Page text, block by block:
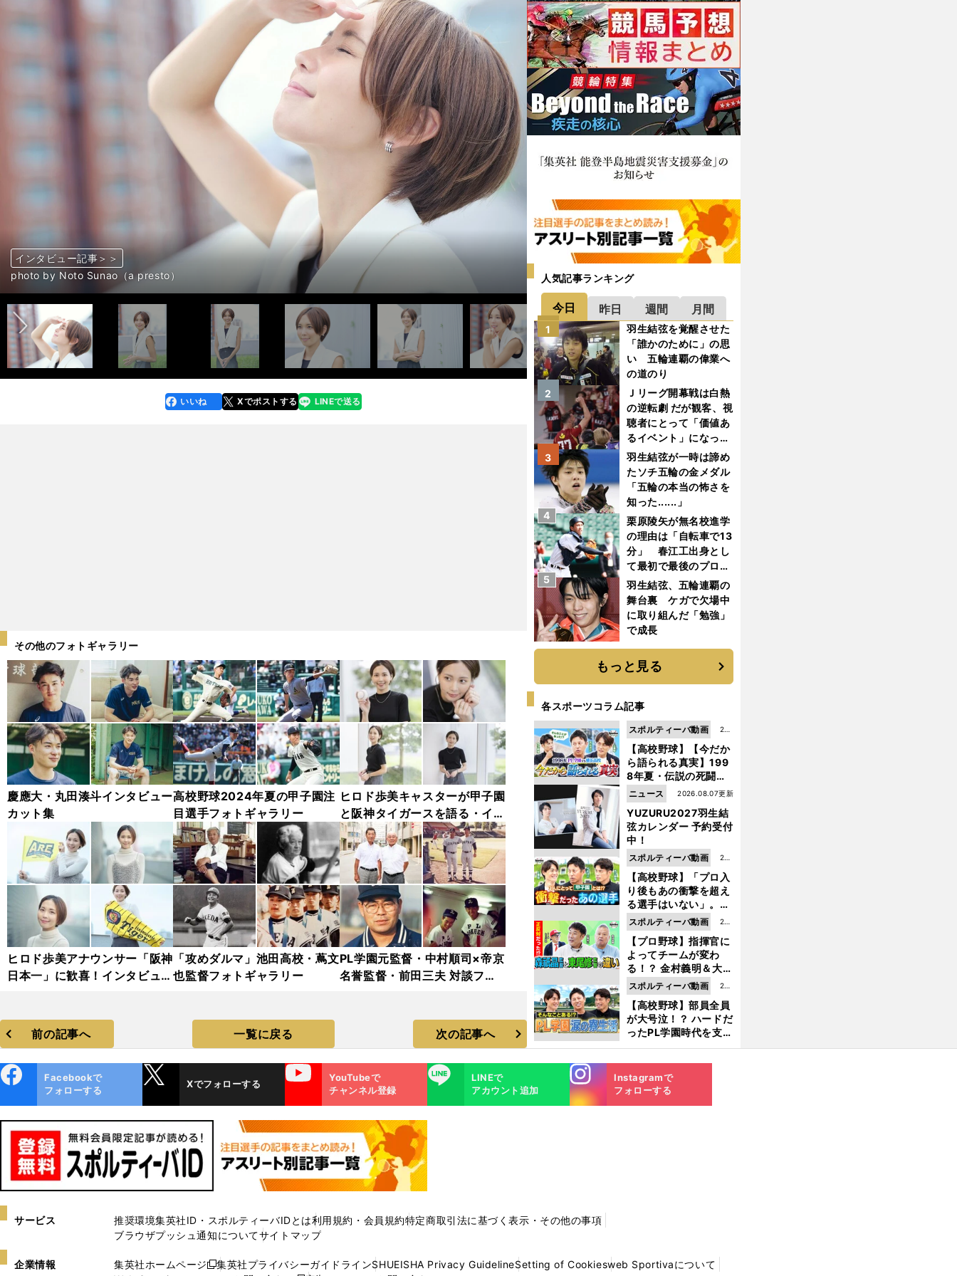
インタビュー記事＞＞
photo by Noto Sunao（a presto）
インタビュー記事＞＞
photo by Noto Sunao（a presto）
インタビュー記事＞＞
photo by Noto Sunao（a presto）
インタビュー記事＞＞
photo by Noto Sunao（a presto）
インタビュー記事＞＞
photo by Noto Sunao（a presto）
インタビュー記事＞＞
photo by Noto Sunao（a presto）
インタビュー記事＞＞
photo by Noto Sunao（a presto）
インタビュー記事＞＞
photo by Noto Sunao（a presto）
インタビュー記事＞＞
photo by Noto Sunao（a presto）
インタビュー記事＞＞
photo by Noto Sunao（a presto）
インタビュー記事＞＞
photo by Noto Sunao（a presto）
インタビュー記事＞＞
photo by Noto Sunao（a presto）
前へ
faceboo
k
いいね Xでポストする
line LINEで送る
その他のフォトギャラリー
慶應大・丸田湊斗インタビュー
カット集
高校野球2024年夏の甲子園注
目選手フォトギャラリー
ヒロド歩美キャスターが甲子園
と阪神タイガースを語る・イン
タビューカット集
ヒロド歩美アナウンサー「阪神
日本一」に歓喜！インタビュー
「攻めダルマ」池田高校・蔦文
也監督フォトギャラリー
PL学園元監督・中村順司×帝京
名誉監督・前田三夫 対談フォ
前の記事へ 一覧に戻る 次の記事へ
人気記事ランキング
今日 昨日 週間 月間
羽生結弦を覚醒させた
「誰かのために」の思
い 五輪連覇の偉業へ
の道のり
1
Ｊリーグ開幕戦は白熱
の逆転劇 だが観客、視
聴者にとって「価値あ
るイベント」になって
いたか
2
羽生結弦が一時は諦め
たソチ五輪の金メダル
「五輪の本当の怖さを
知った......」
3
栗原陵矢が無名校進学
の理由は「自転車で13
分」 春江工出身とし
て最初で最後のプロ野
球選手となった
4
羽生結弦、五輪連覇の
舞台裏 ケガで欠場中
に取り組んだ「勉強」
で成長
5
もっと見る
各スポーツコラム記事
【高校野球】【今だか
ら語られる真実】199
8年夏・伝説の死闘の
最中にPL学園に何が起
きていた！？
202
6.0
8.0
7更
新
スポルティーバ動画
YUZURU2027羽生結
弦カレンダー 予約受付
中！
2026.08.07更新
ニュース
【高校野球】「プロ入
り後もあの衝撃を超え
る選手はいない」。PL
学園トリオが衝撃を受
けた選手
202
6.0
8.0
6更
スポルティーバ動画
【プロ野球】指揮官に
よってチームが変わ
る！？ 金村義明＆大塚
光二が語る歴代監督エ
ピソード
202
6.0
6更
スポルティーバ動画
【高校野球】部員全員
が大号泣！？ ハードだ
ったPL学園時代を支え
たものとは
202
6.0
8.0
6更
スポルティーバ動画
ok
Facebookで
フォローする
Xでフォローする
YouTube
YouTubeで
チャンネル登録
LINE
LINEで
アカウント追加
Instagra
m
Instagramで
フォローする
サービス 推奨環境集英社ID・スポルティーバIDとは利用規約・会員規約特定商取引法に基づく表示・その他の事項
ブラウザプッシュ通知についてサイトマップ
企業情報 集英社ホームページ
新
集英社プライバシーガイドラインSHUEISHA Privacy GuidelineSetting of Cookiesweb Sportivaについて